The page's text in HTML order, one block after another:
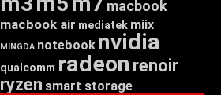
macbook
macbook air mediatek miix
MINGDA notebook nvidia
qualcomm radeon renoir
ryzen smart storage